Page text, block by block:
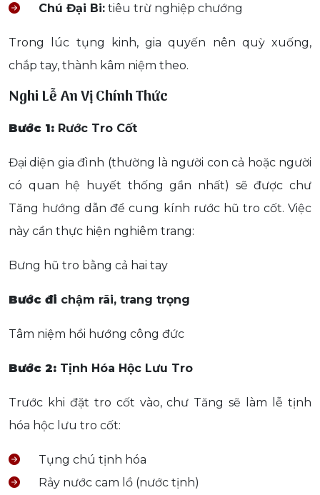
Chú Đại Bi: tiêu trừ nghiệp chướng
Trong lúc tụng kinh, gia quyến nên quỳ xuống,
chắp tay, thành kâm niệm theo.
Nghi Lễ An Vị Chính Thức
Bước 1: Rước Tro Cốt
Đại diện gia đình (thường là người con cả hoặc người
có quan hệ huyết thống gần nhất) sẽ được chư
Tăng hướng dẫn để cung kính rước hũ tro cốt. Việc
này cần thực hiện nghiêm trang:
Bưng hũ tro bằng cả hai tay
Bước đi chậm rãi, trang trọng
Tâm niệm hồi hướng công đức
Bước 2: Tịnh Hóa Hộc Lưu Tro
Trước khi đặt tro cốt vào, chư Tăng sẽ làm lễ tịnh
hóa hộc lưu tro cốt:
Tụng chú tịnh hóa
Rảy nước cam lồ (nước tịnh)